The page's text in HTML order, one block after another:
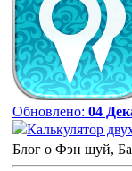
Обновлено: 04
Калькулятор
Блог о Фэн шуй,